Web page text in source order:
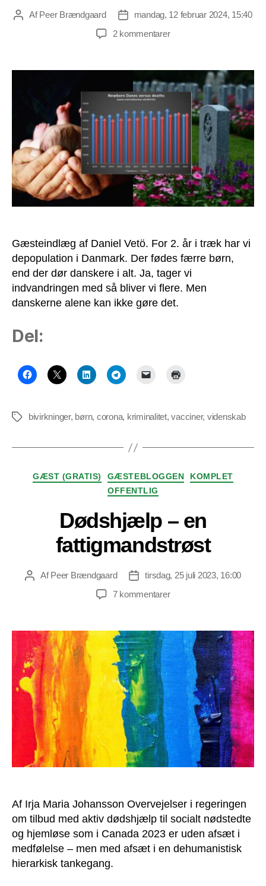
Indlægsforfatter
AfPeer Brændgaard Indlægsdato
mandag, 12 februar 2024, 15:40
2 kommentarertil
Depopulation
i
Danmark.
Nogle
medier
skrive
om
det?
Gæsteindlæg af Daniel Vetö. For 2. år i træk har vi
depopulation i Danmark. Der fødes færre børn,
end der dør danskere i alt. Ja, tager vi
indvandringen med så bliver vi flere. Men
danskerne alene kan ikke gøre det.
Del:
Tags bivirkninger, børn, corona, kriminalitet,vacciner, videnskab
Kategorier
GÆST (GRATIS) GÆSTEBLOGGEN
KOMPLET
OFFENTLIG
Dødshjælp – en
fattigmandstrøst
Indlægsforfatter
AfPeer Brændgaard Indlægsdato
tirsdag, 25 juli 2023, 16:00
7 kommentarertil
en
fattigmandstrøst
Af Irja Maria Johansson Overvejelser i regeringen
om tilbud med aktiv dødshjælp til socialt nødstedte
og hjemløse som i Canada 2023 er uden afsæt i
medfølelse – men med afsæt i en dehumanistisk
hierarkisk tankegang.